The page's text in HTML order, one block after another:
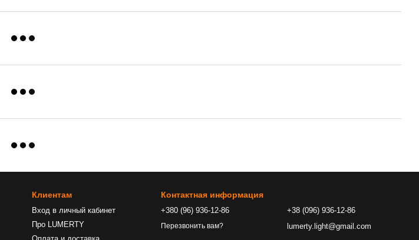
Клиентам
Вход в личный кабинет
Про LUMERTY
Контактная информация
+380 (96) 936-12-86
Перезвонить вам?
+38 (096) 936-12-86
lumerty.light@gmail.com